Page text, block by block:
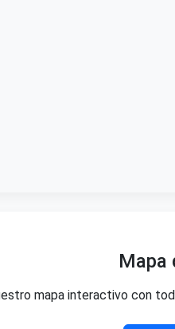
Mapa
mapa interactivo con